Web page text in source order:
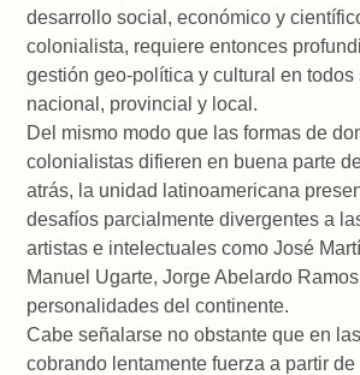
desarrollo social, económico y
colonialista, requiere entonces
gestión geo-política y cultural en
nacional, provincial y local.
Del mismo modo que las formas de
colonialistas difieren en buena parte
atrás, la unidad latinoamericana
desafíos parcialmente divergentes a
artistas e intelectuales como José
Manuel Ugarte, Jorge Abelardo
personalidades del continente.
Cabe señalarse no obstante que en
cobrando lentamente fuerza a partir